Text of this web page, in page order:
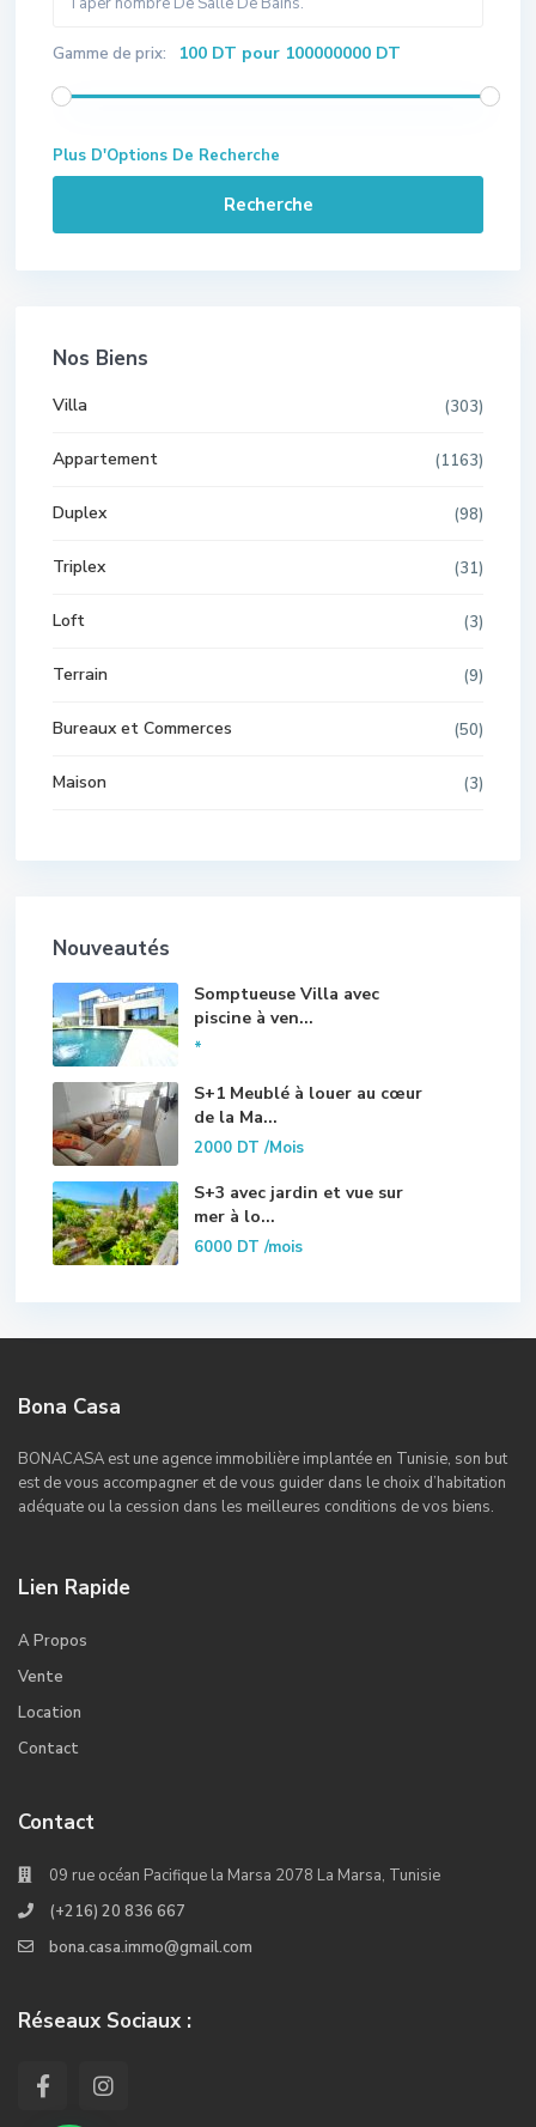
Gamme de prix: 100 DT pour 100000000 DT
Plus D'Options De Recherche
Recherche
Nos Biens
Villa (303)
Appartement (1163)
Duplex (98)
Triplex (31)
Loft (3)
Terrain (9)
Bureaux et Commerces (50)
Maison (3)
Nouveautés
Somptueuse Villa avec
piscine à ven...
*
S+1 Meublé à louer au cœur
de la Ma...
2000 DT/Mois
S+3 avec jardin et vue sur
mer à lo...
6000 DT/mois
Bona Casa
BONACASA est une agence immobilière implantée en Tunisie, son but
est de vous accompagner et de vous guider dans le choix d’habitation
adéquate ou la cession dans les meilleures conditions de vos biens.
Lien Rapide
A Propos
Vente
Location
Contact
Contact
09 rue océan Pacifique la Marsa 2078 La Marsa, Tunisie
(+216) 20 836 667
bona.casa.immo@gmail.com
Réseaux Sociaux :